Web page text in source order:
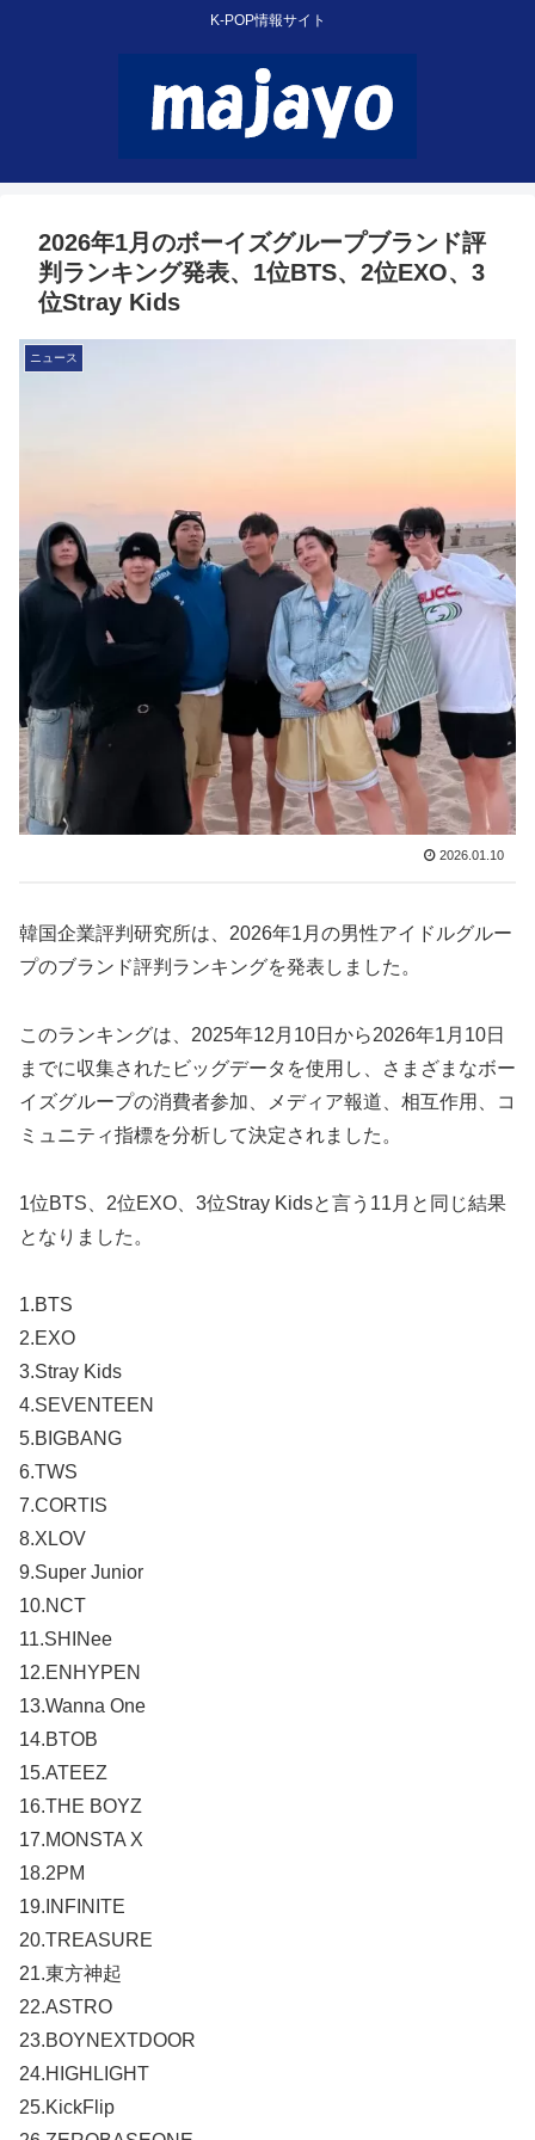
K-POP情報サイト
2026年1月のボーイズグループブランド評
判ランキング発表、1位BTS、2位EXO、3
位Stray Kids
ニュース
2026.01.10
韓国企業評判研究所は、2026年1月の男性アイドルグルー
プのブランド評判ランキングを発表しました。
このランキングは、2025年12月10日から2026年1月10日
までに収集されたビッグデータを使用し、さまざまなボー
イズグループの消費者参加、メディア報道、相互作用、コ
ミュニティ指標を分析して決定されました。
1位BTS、2位EXO、3位Stray Kidsと言う11月と同じ結果
となりました。
1.BTS
2.EXO
3.Stray Kids
4.SEVENTEEN
5.BIGBANG
6.TWS
7.CORTIS
8.XLOV
9.Super Junior
10.NCT
11.SHINee
12.ENHYPEN
13.Wanna One
14.BTOB
15.ATEEZ
16.THE BOYZ
17.MONSTA X
18.2PM
19.INFINITE
20.TREASURE
21.東方神起
22.ASTRO
23.BOYNEXTDOOR
24.HIGHLIGHT
25.KickFlip